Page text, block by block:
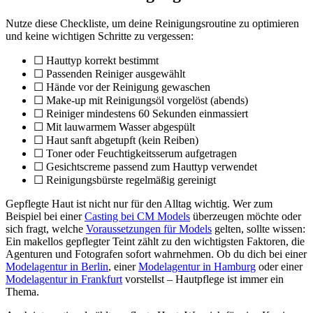
Nutze diese Checkliste, um deine Reinigungsroutine zu optimieren
und keine wichtigen Schritte zu vergessen:
☐ Hauttyp korrekt bestimmt
☐ Passenden Reiniger ausgewählt
☐ Hände vor der Reinigung gewaschen
☐ Make-up mit Reinigungsöl vorgelöst (abends)
☐ Reiniger mindestens 60 Sekunden einmassiert
☐ Mit lauwarmem Wasser abgespült
☐ Haut sanft abgetupft (kein Reiben)
☐ Toner oder Feuchtigkeitsserum aufgetragen
☐ Gesichtscreme passend zum Hauttyp verwendet
☐ Reinigungsbürste regelmäßig gereinigt
Gepflegte Haut ist nicht nur für den Alltag wichtig. Wer zum
Beispiel bei einerCasting bei CM Models überzeugen möchte oder
sich fragt, welche Voraussetzungen für Models gelten, sollte wissen:
Ein makellos gepflegter Teint zählt zu den wichtigsten Faktoren, die
Agenturen und Fotografen sofort wahrnehmen. Ob du dich bei einer
Modelagentur in Berlin, einerModelagentur in Hamburg oder einer
Modelagentur in Frankfurt vorstellst – Hautpflege ist immer ein
Thema.